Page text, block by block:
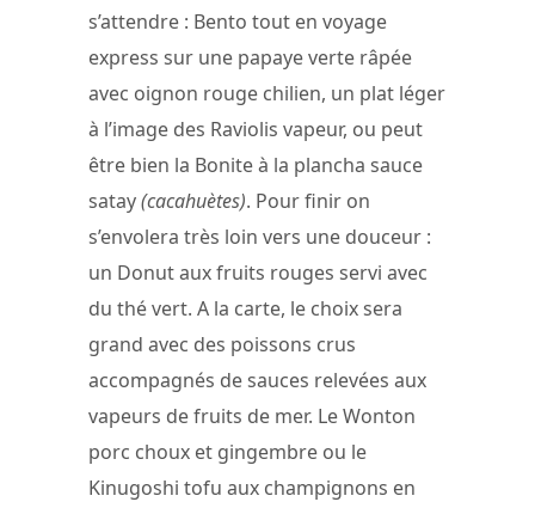
s’attendre : Bento tout en voyage
express sur une papaye verte râpée
avec oignon rouge chilien, un plat léger
à l’image des Raviolis vapeur, ou peut
être bien la Bonite à la plancha sauce
satay(cacahuètes). Pour finir on
s’envolera très loin vers une douceur :
un Donut aux fruits rouges servi avec
du thé vert. A la carte, le choix sera
grand avec des poissons crus
accompagnés de sauces relevées aux
vapeurs de fruits de mer. Le Wonton
porc choux et gingembre ou le
Kinugoshi tofu aux champignons en